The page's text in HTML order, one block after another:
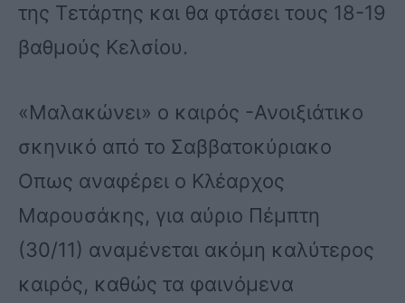
της Τετάρτης και θα φτάσει τους 18-19
βαθμούς Κελσίου.
«Μαλακώνει» ο καιρός -Ανοιξιάτικο
σκηνικό από το Σαββατοκύριακο
Οπως αναφέρει ο Κλέαρχος
Μαρουσάκης, για αύριο Πέμπτη
(30/11) αναμένεται ακόμη καλύτερος
καιρός, καθώς τα φαινόμενα